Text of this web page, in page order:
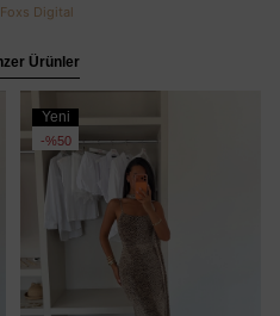
Foxs Digital
Ürünler
Yeni
Ürün
%50